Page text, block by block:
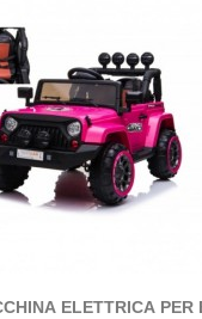
ELETTRICA PER